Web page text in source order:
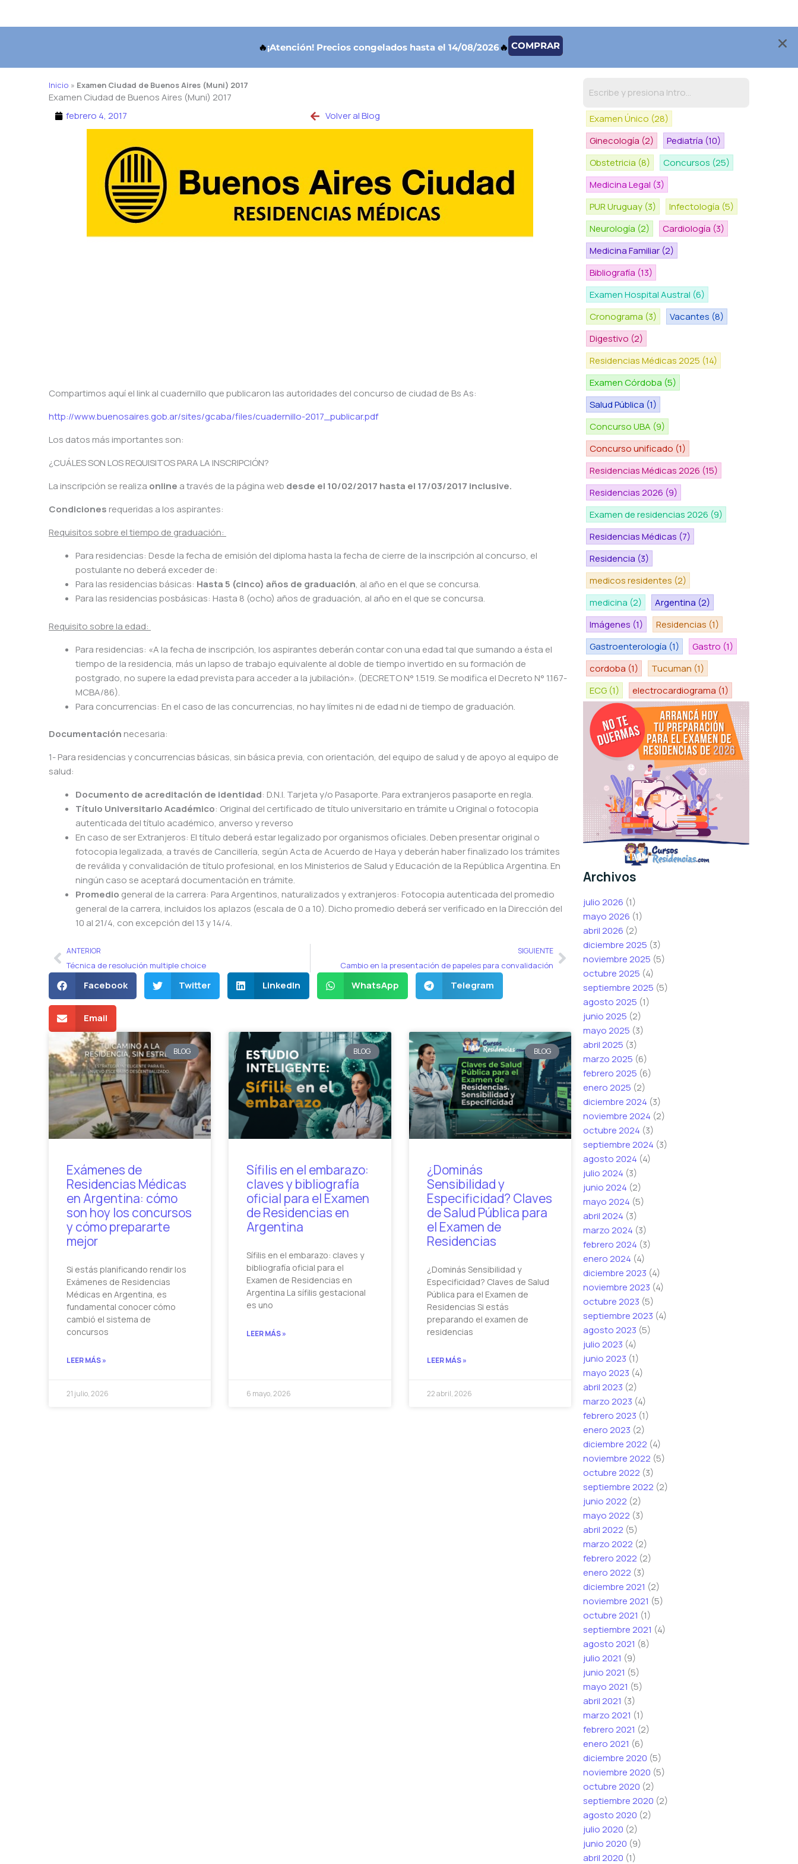
🔥¡Atención! Precios congelados hasta el 14/08/2026🔥 COMPRAR
Inicio » Examen Ciudad de Buenos Aires (Muni) 2017
Examen Ciudad de Buenos Aires (Muni) 2017
febrero 4, 2017
Volver al Blog
Compartimos aquí el link al cuadernillo que publicaron las autoridades del concurso de ciudad de Bs As:
http://www.buenosaires.gob.ar/sites/gcaba/files/cuadernillo-2017_publicar.pdf
Los datos más importantes son:
¿CUÁLES SON LOS REQUISITOS PARA LA INSCRIPCIÓN?
La inscripción se realiza online a través de la página web desde el 10/02/2017 hasta el 17/03/2017 inclusive.
Condiciones requeridas a los aspirantes:
Requisitos sobre el tiempo de graduación:
Para residencias: Desde la fecha de emisión del diploma hasta la fecha de cierre de la inscripción al concurso, el
postulante no deberá exceder de:
Para las residencias básicas: Hasta 5 (cinco) años de graduación, al año en el que se concursa.
Para las residencias posbásicas: Hasta 8 (ocho) años de graduación, al año en el que se concursa.
Requisito sobre la edad:
Para residencias: «A la fecha de inscripción, los aspirantes deberán contar con una edad tal que sumando a ésta el
tiempo de la residencia, más un lapso de trabajo equivalente al doble de tiempo invertido en su formación de
postgrado, no supere la edad prevista para acceder a la jubilación». (DECRETO N° 1.519. Se modifica el Decreto N° 1.167-
MCBA/86).
Para concurrencias: En el caso de las concurrencias, no hay límites ni de edad ni de tiempo de graduación.
Documentación necesaria:
1- Para residencias y concurrencias básicas, sin básica previa, con orientación, del equipo de salud y de apoyo al equipo de
salud:
Documento de acreditación de identidad: D.N.I. Tarjeta y/o Pasaporte. Para extranjeros pasaporte en regla.
Título Universitario Académico: Original del certificado de título universitario en trámite u Original o fotocopia
autenticada del título académico, anverso y reverso
En caso de ser Extranjeros: El título deberá estar legalizado por organismos oficiales. Deben presentar original o
fotocopia legalizada, a través de Cancillería, según Acta de Acuerdo de Haya y deberán haber finalizado los trámites
de reválida y convalidación de título profesional, en los Ministerios de Salud y Educación de la República Argentina. En
ningún caso se aceptará documentación en trámite.
Promedio general de la carrera: Para Argentinos, naturalizados y extranjeros: Fotocopia autenticada del promedio
general de la carrera, incluidos los aplazos (escala de 0 a 10). Dicho promedio deberá ser verificado en la Dirección del
10 al 21/4, con excepción del 13 y 14/4.
AntANTERIOR
Técnica de resolución multiple choice
SIGUIENTE
Cambio en la presentación de papeles para convalidación
Siguiente
Facebook Twitter LinkedIn WhatsApp Telegram
Email
BLOG
Exámenes de
Residencias Médicas
en Argentina: cómo
son hoy los concursos
y cómo prepararte
mejor
Si estás planificando rendir los
Exámenes de Residencias
Médicas en Argentina, es
fundamental conocer cómo
cambió el sistema de
concursos
LEER MÁS »
21 julio, 2026
BLOG
Sífilis en el embarazo:
claves y bibliografía
oficial para el Examen
de Residencias en
Argentina
Sífilis en el embarazo: claves y
bibliografía oficial para el
Examen de Residencias en
Argentina La sífilis gestacional
es uno
LEER MÁS »
6 mayo, 2026
BLOG
¿Dominás
Sensibilidad y
Especificidad? Claves
de Salud Pública para
el Examen de
Residencias
¿Dominás Sensibilidad y
Especificidad? Claves de Salud
Pública para el Examen de
Residencias Si estás
preparando el examen de
residencias
LEER MÁS »
22 abril, 2026
Examen Único (28)
Ginecología (2) Pediatría (10)
Obstetricia (8) Concursos (25)
Medicina Legal (3)
PUR Uruguay (3) Infectología (5)
Neurología (2) Cardiología (3)
Medicina Familiar (2)
Bibliografía (13)
Examen Hospital Austral (6)
Cronograma (3) Vacantes (8)
Digestivo (2)
Residencias Médicas 2025 (14)
Examen Córdoba (5)
Salud Pública (1)
Concurso UBA (9)
Concurso unificado (1)
Residencias Médicas 2026 (15)
Residencias 2026 (9)
Examen de residencias 2026 (9)
Residencias Médicas (7)
Residencia (3)
medicos residentes (2)
medicina (2) Argentina (2)
Imágenes (1) Residencias (1)
Gastroenterología (1) Gastro (1)
cordoba (1) Tucuman (1)
ECG (1) electrocardiograma (1)
Archivos
julio 2026 (1)
mayo 2026 (1)
abril 2026 (2)
diciembre 2025 (3)
noviembre 2025 (5)
octubre 2025 (4)
septiembre 2025 (5)
agosto 2025 (1)
junio 2025 (2)
mayo 2025 (3)
abril 2025 (3)
marzo 2025 (6)
febrero 2025 (6)
enero 2025 (2)
diciembre 2024 (3)
noviembre 2024 (2)
octubre 2024 (3)
septiembre 2024 (3)
agosto 2024 (4)
julio 2024 (3)
junio 2024 (2)
mayo 2024 (5)
abril 2024 (3)
marzo 2024 (3)
febrero 2024 (3)
enero 2024 (4)
diciembre 2023 (4)
noviembre 2023 (4)
octubre 2023 (5)
septiembre 2023 (4)
agosto 2023 (5)
julio 2023 (4)
junio 2023 (1)
mayo 2023 (4)
abril 2023 (2)
marzo 2023 (4)
febrero 2023 (1)
enero 2023 (2)
diciembre 2022 (4)
noviembre 2022 (5)
octubre 2022 (3)
septiembre 2022 (2)
junio 2022 (2)
mayo 2022 (3)
abril 2022 (5)
marzo 2022 (2)
febrero 2022 (2)
enero 2022 (3)
diciembre 2021 (2)
noviembre 2021 (5)
octubre 2021 (1)
septiembre 2021 (4)
agosto 2021 (8)
julio 2021 (9)
junio 2021 (5)
mayo 2021 (5)
abril 2021 (3)
marzo 2021 (1)
febrero 2021 (2)
enero 2021 (6)
diciembre 2020 (5)
noviembre 2020 (5)
octubre 2020 (2)
septiembre 2020 (2)
agosto 2020 (2)
julio 2020 (2)
junio 2020 (9)
abril 2020 (1)